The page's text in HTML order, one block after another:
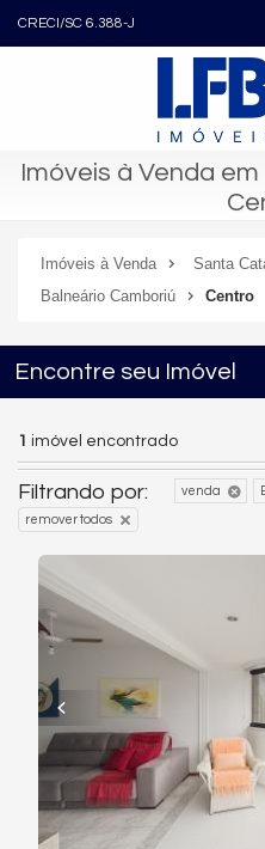
CRECI/SC 6.388-J
Imóveis à Venda
Imóveis à Venda
Santa
Balneário Camboriú
Centro
Encontre seu Imóvel
1 imóvel encontrado
Filtrando por: venda
remover todos